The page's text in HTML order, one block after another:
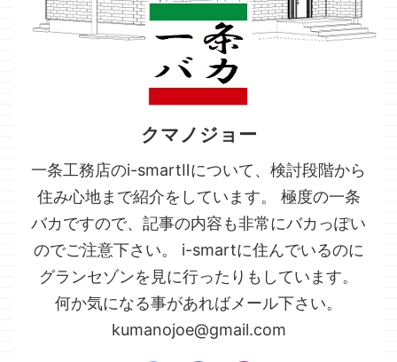
クマノジョー
一条工務店のi-smartⅡについて、検討段階から
住み心地まで紹介をしています。 極度の一条
バカですので、記事の内容も非常にバカっぽい
のでご注意下さい。 i-smartに住んでいるのに
グランセゾンを見に行ったりもしています。
何か気になる事があればメール下さい。
kumanojoe@gmail.com